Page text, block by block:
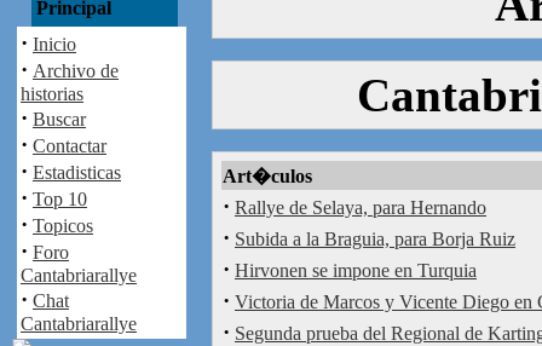
Principal
· Inicio
· Archivo de
historias
· Buscar
· Contactar
· Estadisticas
· Top 10
· Topicos
· Foro
Cantabriarallye
· Chat
Cantabriarallye
Art�culos
· Rallye de Selaya, para Hernando
· Subida a la Braguia, para Borja Ruiz
· Hirvonen se impone en Turquia
· Victoria de Marcos y Vicente Diego en
· Segunda prueba del Regional de